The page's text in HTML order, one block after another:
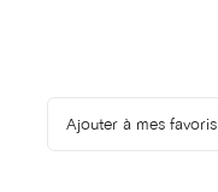
Ajouter à mes favoris